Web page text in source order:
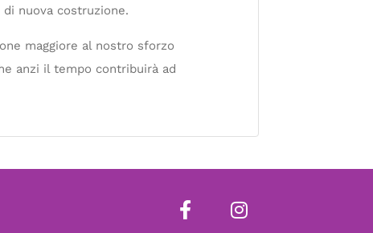
nuova costruzione.
maggiore al nostro sforzo
anzi il tempo contribuirà ad